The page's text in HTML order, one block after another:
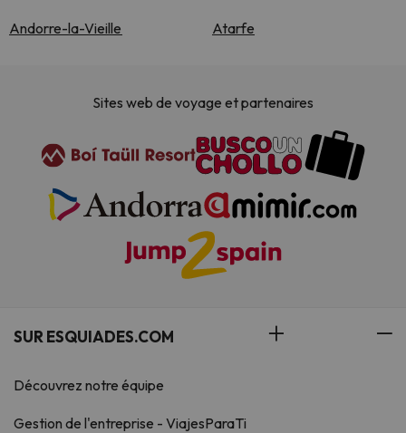
Andorre-la-Vieille Atarfe
Sites web de voyage et partenaires
SUR ESQUIADES.COM
Découvrez notre équipe
Gestion de l'entreprise - ViajesParaTi